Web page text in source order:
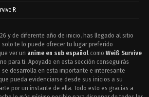
R
R
R
R
y de diferente año de inicio, has llegado al sitio
te lo puede ofrecer tu lugar preferido
ver un anime en sub español como Weiß Survive
para ti. Apoyado en esta sección conseguirás
desarrolla en esta importante e interesante
pueda evidenciarse desde sus inicios a su
por un instante de ella. Todo esto es gracias a